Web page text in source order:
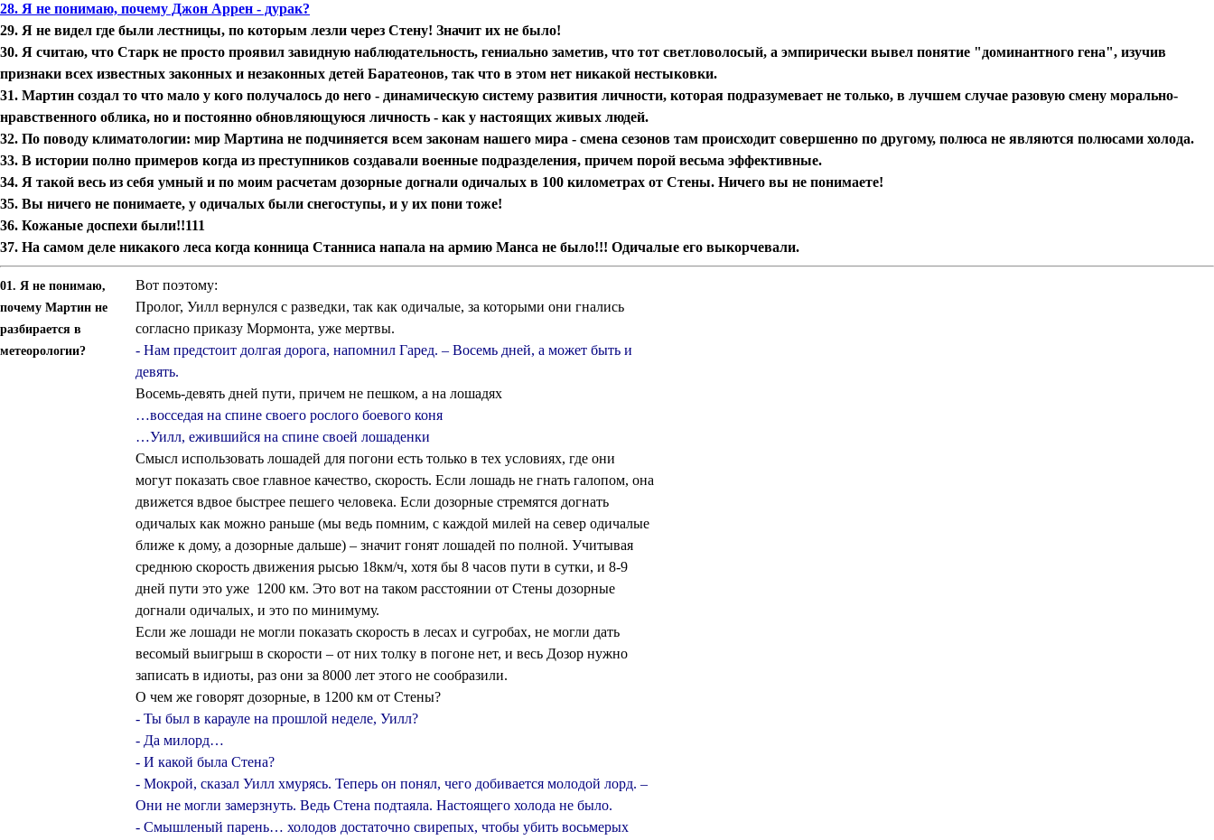
28. Я не понимаю, почему Джон Аррен - дурак?
29. Я не видел где были лестницы, по которым лезли через Стену! Значит их не было!
30. Я считаю, что Старк не просто проявил завидную наблюдательность, гениально заметив, что тот светловолосый, а эмпирически вывел понятие "доминантного гена", изучив
признаки всех известных законных и незаконных детей Баратеонов, так что в этом нет никакой нестыковки.
31. Мартин создал то что мало у кого получалось до него - динамическую систему развития личности, которая подразумевает не только, в лучшем случае разовую смену морально-
нравственного облика, но и постоянно обновляющуюся личность - как у настоящих живых людей.
32. По поводу климатологии: мир Мартина не подчиняется всем законам нашего мира - смена сезонов там происходит совершенно по другому, полюса не являются полюсами холода.
33. В истории полно примеров когда из преступников создавали военные подразделения, причем порой весьма эффективные.
34. Я такой весь из себя умный и по моим расчетам дозорные догнали одичалых в 100 километрах от Стены. Ничего вы не понимаете!
35. Вы ничего не понимаете, у одичалых были снегоступы, и у их пони тоже!
36. Кожаные доспехи были!!111
37. На самом деле никакого леса когда конница Станниса напала на армию Манса не было!!! Одичалые его выкорчевали.
01. Я не понимаю,
почему Мартин не
разбирается в
метеорологии?
Вот поэтому:
Пролог, Уилл вернулся с разведки, так как одичалые, за которыми они гнались
согласно приказу Мормонта, уже мертвы.
- Нам предстоит долгая дорога, напомнил Гаред. – Восемь дней, а может быть и
девять.
Восемь-девять дней пути, причем не пешком, а на лошадях
…восседая на спине своего рослого боевого коня
…Уилл, ежившийся на спине своей лошаденки
Смысл использовать лошадей для погони есть только в тех условиях, где они
могут показать свое главное качество, скорость. Если лошадь не гнать галопом, она
движется вдвое быстрее пешего человека. Если дозорные стремятся догнать
одичалых как можно раньше (мы ведь помним, с каждой милей на север одичалые
ближе к дому, а дозорные дальше) – значит гонят лошадей по полной. Учитывая
среднюю скорость движения рысью 18км/ч, хотя бы 8 часов пути в сутки, и 8-9
дней пути это уже 1200 км. Это вот на таком расстоянии от Стены дозорные
догнали одичалых, и это по минимуму.
Если же лошади не могли показать скорость в лесах и сугробах, не могли дать
весомый выигрыш в скорости – от них толку в погоне нет, и весь Дозор нужно
записать в идиоты, раз они за 8000 лет этого не сообразили.
О чем же говорят дозорные, в 1200 км от Стены?
- Ты был в карауле на прошлой неделе, Уилл?
- Да милорд…
- И какой была Стена?
- Мокрой, сказал Уилл хмурясь. Теперь он понял, чего добивается молодой лорд. –
Они не могли замерзнуть. Ведь Стена подтаяла. Настоящего холода не было.
- Смышленый парень… холодов достаточно свирепых, чтобы убить восьмерых